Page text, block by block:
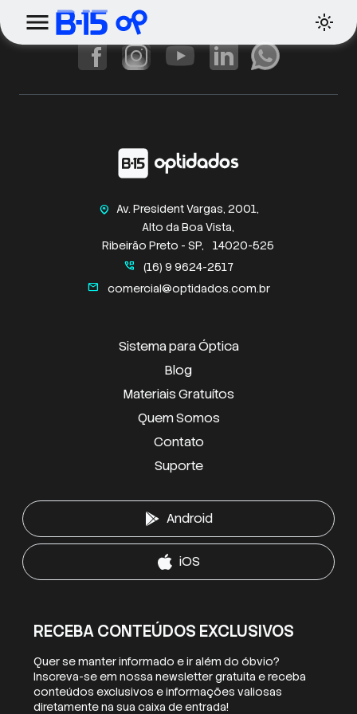
home_pin
Av. President Vargas, 2001,
Alto da Boa Vista,
Ribeirão Preto - SP,
14020-525
perm_phone_msg (16) 9 9624-2517
mail comercial@optidados.com.br
Sistema para Óptica
Blog
Materiais Gratuítos
Quem Somos
Contato
Suporte
RECEBA CONTEÚDOS EXCLUSIVOS
Quer se manter informado e ir além do óbvio?
Inscreva-se em nossa newsletter gratuita e receba
conteúdos exclusivos e informações valiosas
diretamente na sua caixa de entrada!
Android
iOS